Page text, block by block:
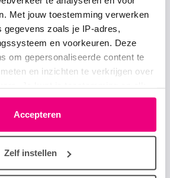
Met jouw toestemming verwerken
gegevens zoals je IP-adres,
en voorkeuren. Deze
om gepersonaliseerde content te
en inzichten te verkrijgen over
via het cookie-icoontje
De lijst met partners is te vinden
Accepteren
Zelf instellen